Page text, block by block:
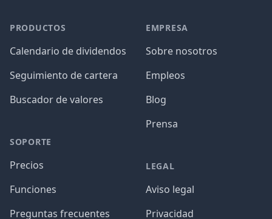
PRODUCTOS
Calendario de dividendos
Seguimiento de cartera
Buscador de valores
SOPORTE
Precios
Funciones
Preguntas frecuentes
EMPRESA
Sobre nosotros
Empleos
Blog
Prensa
LEGAL
Aviso legal
Privacidad